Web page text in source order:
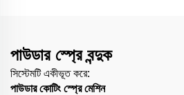
পাউডার স্প্রে বন্দুক
সিস্টেমটি একীভূত করে:
পাউডার কোটিং স্প্রে মেশিন